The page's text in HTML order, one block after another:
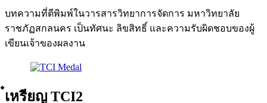
บทความที่ตีพิมพ์ในวารสารวิทยาการจัดการ มหาวิทยาลัย
ราชภัฏสกลนคร เป็นทัศนะ ลิขสิทธิ์ และความรับผิดชอบของผู้
เขียนเจ้าของผลงาน
๋เหรียญ TCI2